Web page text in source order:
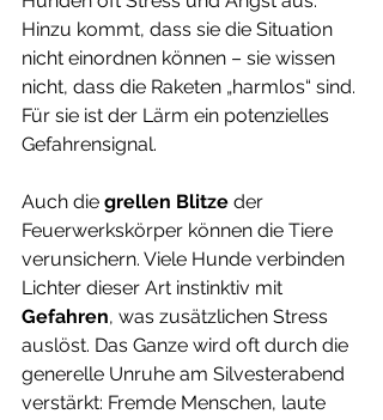
Hinzu kommt, dass sie die Situation
nicht einordnen können – sie wissen
nicht, dass die Raketen „harmlos“ sind.
Für sie ist der Lärm ein potenzielles
Gefahrensignal.
Auch die grellen Blitze der
Feuerwerkskörper können die Tiere
verunsichern. Viele Hunde verbinden
Lichter dieser Art instinktiv mit
Gefahren, was zusätzlichen Stress
auslöst. Das Ganze wird oft durch die
generelle Unruhe am Silvesterabend
verstärkt: Fremde Menschen, laute